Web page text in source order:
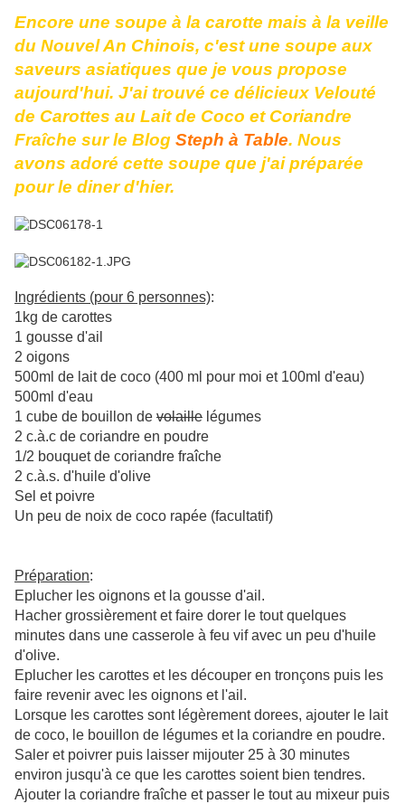
Encore une soupe à la carotte mais à la veille
du Nouvel An Chinois, c'est une soupe aux
saveurs asiatiques que je vous propose
aujourd'hui. J'ai trouvé ce délicieux Velouté
de Carottes au Lait de Coco et Coriandre
Fraîche sur le Blog Steph à Table. Nous
avons adoré cette soupe que j'ai préparée
pour le diner d'hier.
Ingrédients (pour 6 personnes):
1kg de carottes
1 gousse d'ail
2 oigons
500ml de lait de coco (400 ml pour moi et 100ml d'eau)
500ml d'eau
1 cube de bouillon de volaille légumes
2 c.à.c de coriandre en poudre
1/2 bouquet de coriandre fraîche
2 c.à.s. d'huile d'olive
Sel et poivre
Un peu de noix de coco rapée (facultatif)
Préparation:
Eplucher les oignons et la gousse d'ail.
Hacher grossièrement et faire dorer le tout quelques
minutes dans une casserole à feu vif avec un peu d'huile
d'olive.
Eplucher les carottes et les découper en tronçons puis les
faire revenir avec les oignons et l'ail.
Lorsque les carottes sont légèrement dorees, ajouter le lait
de coco, le bouillon de légumes et la coriandre en poudre.
Saler et poivrer puis laisser mijouter 25 à 30 minutes
environ jusqu'à ce que les carottes soient bien tendres.
Ajouter la coriandre fraîche et passer le tout au mixeur puis